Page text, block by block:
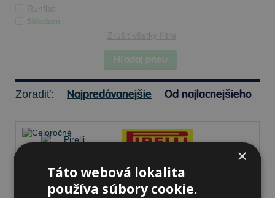
Runflat
Skladom
Zrušiť všetky filtre
Hľadaj pneu
Zoradiť: Najpredávanejšie Od najlacnejšieho
Pirelli SCORPION ALL
SEASON SF2
×
Táto webová lokalita
používa súbory cookie.